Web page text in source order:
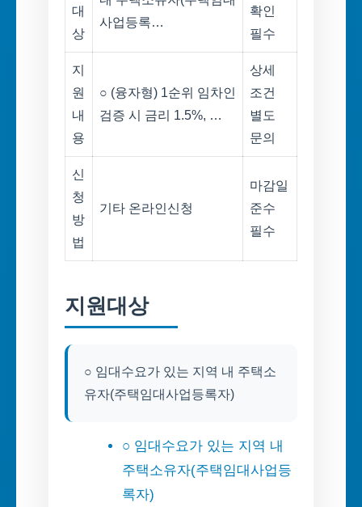
대
상
사업등록…
확인
필수
지
원
내
용
○ (융자형) 1순위 임차인
검증 시 금리 1.5%, …
상세
조건
별도
문의
신
청
방
법
기타 온라인신청
마감일
준수
필수
지원대상
○ 임대수요가 있는 지역 내 주택소
유자(주택임대사업등록자)
○ 임대수요가 있는 지역 내
주택소유자(주택임대사업등
록자)